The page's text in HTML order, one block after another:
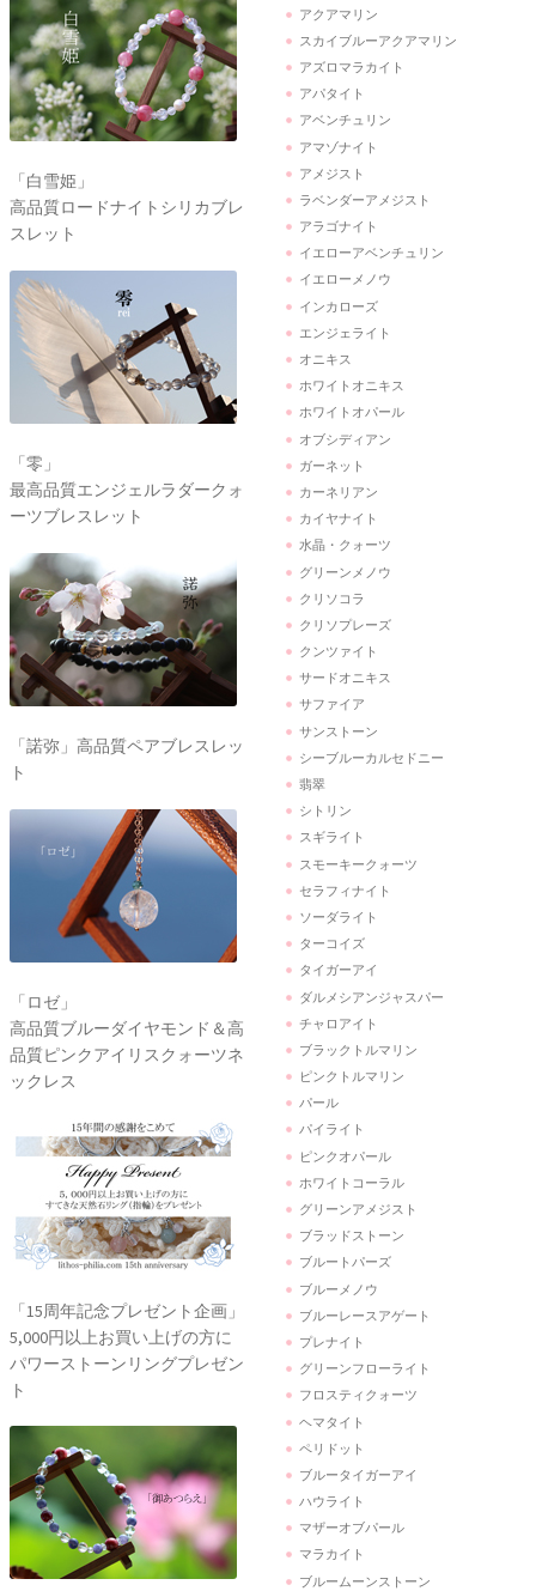
「白雪姫」
高品質ロードナイトシリカブレ
スレット
「零」
最高品質エンジェルラダークォ
ーツブレスレット
「諾弥」高品質ペアブレスレッ
ト
「ロゼ」
高品質ブルーダイヤモンド＆高
品質ピンクアイリスクォーツネ
ックレス
「15周年記念プレゼント企画」
5,000円以上お買い上げの方に
パワーストーンリングプレゼン
ト
アクアマリン
スカイブルーアクアマリン
アズロマラカイト
アパタイト
アベンチュリン
アマゾナイト
アメジスト
ラベンダーアメジスト
アラゴナイト
イエローアベンチュリン
イエローメノウ
インカローズ
エンジェライト
オニキス
ホワイトオニキス
ホワイトオパール
オブシディアン
ガーネット
カーネリアン
カイヤナイト
水晶・クォーツ
グリーンメノウ
クリソコラ
クリソプレーズ
クンツァイト
サードオニキス
サファイア
サンストーン
シーブルーカルセドニー
翡翠
シトリン
スギライト
スモーキークォーツ
セラフィナイト
ソーダライト
ターコイズ
タイガーアイ
ダルメシアンジャスパー
チャロアイト
ブラックトルマリン
ピンクトルマリン
パール
パイライト
ピンクオパール
ホワイトコーラル
グリーンアメジスト
ブラッドストーン
ブルートパーズ
ブルーメノウ
ブルーレースアゲート
プレナイト
グリーンフローライト
フロスティクォーツ
ヘマタイト
ペリドット
ブルータイガーアイ
ハウライト
マザーオブパール
マラカイト
ブルームーンストーン